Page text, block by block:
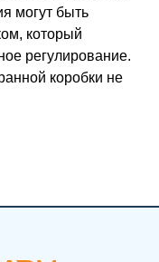
могут быть
который
регулирование.
коробки не